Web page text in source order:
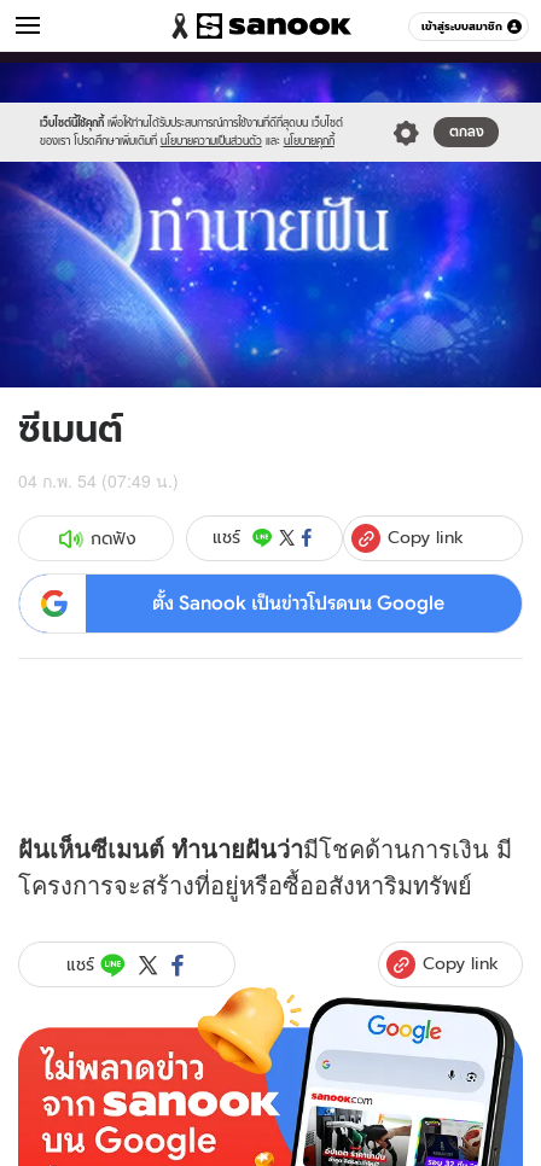
เข้าสู่ระบบสมาชิก
ดูดวง หมวดอื่นๆ
เว็บไซต์นี้ใช้คุกกี้ เพื่อให้ท่านได้รับประสบการณ์การใช้งานที่ดีที่สุดบน เว็บไซต์
ของเรา โปรดศึกษาเพิ่มเติมที่ นโยบายความเป็นส่วนตัว และ นโยบายคุกกี้
ตกลง
Sanook
//s.isanook.com/sr/0/images/logo-
new-
sanook.png
//s.isanook.com/ho/0/ud/1/6657/g_300x200.jpg
ซีเมนต์
04 ก.พ. 54 (07:49 น.)
กดฟัง แชร์ Copy link
ตั้ง Sanook เป็นข่าวโปรดบน Google
ฝันเห็นซีเมนต์ ทำนายฝันว่ามีโชคด้านการเงิน มี
โครงการจะสร้างที่อยู่หรือซื้ออสังหาริมทรัพย์
แชร์ Copy link